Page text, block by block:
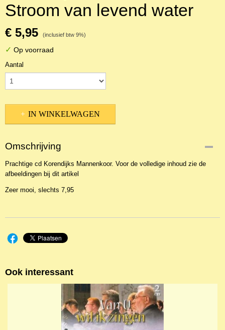
Stroom van levend water
€ 5,95 (inclusief btw 9%)
✓ Op voorraad
Aantal
IN WINKELWAGEN
Omschrijving
Prachtige cd Korendijks Mannenkoor. Voor de volledige inhoud zie de
afbeeldingen bij dit artikel
Zeer mooi, slechts 7,95
Ook interessant